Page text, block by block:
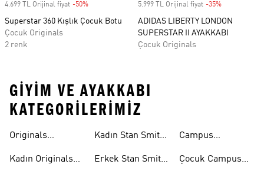
4.699 TL Orijinal fiyat -50%
Superstar 360 Kışlık Çocuk Botu
Çocuk Originals
2 renk
5.999 TL Orijinal fiyat -35%
ADIDAS LIBERTY LONDON
SUPERSTAR II AYAKKABI
Çocuk Originals
GIYIM VE AYAKKABI
KATEGORILERIMIZ
Originals
Kadın Originals
Kadın Stan Smith
Erkek Stan Smith
Campus
Çocuk Campus